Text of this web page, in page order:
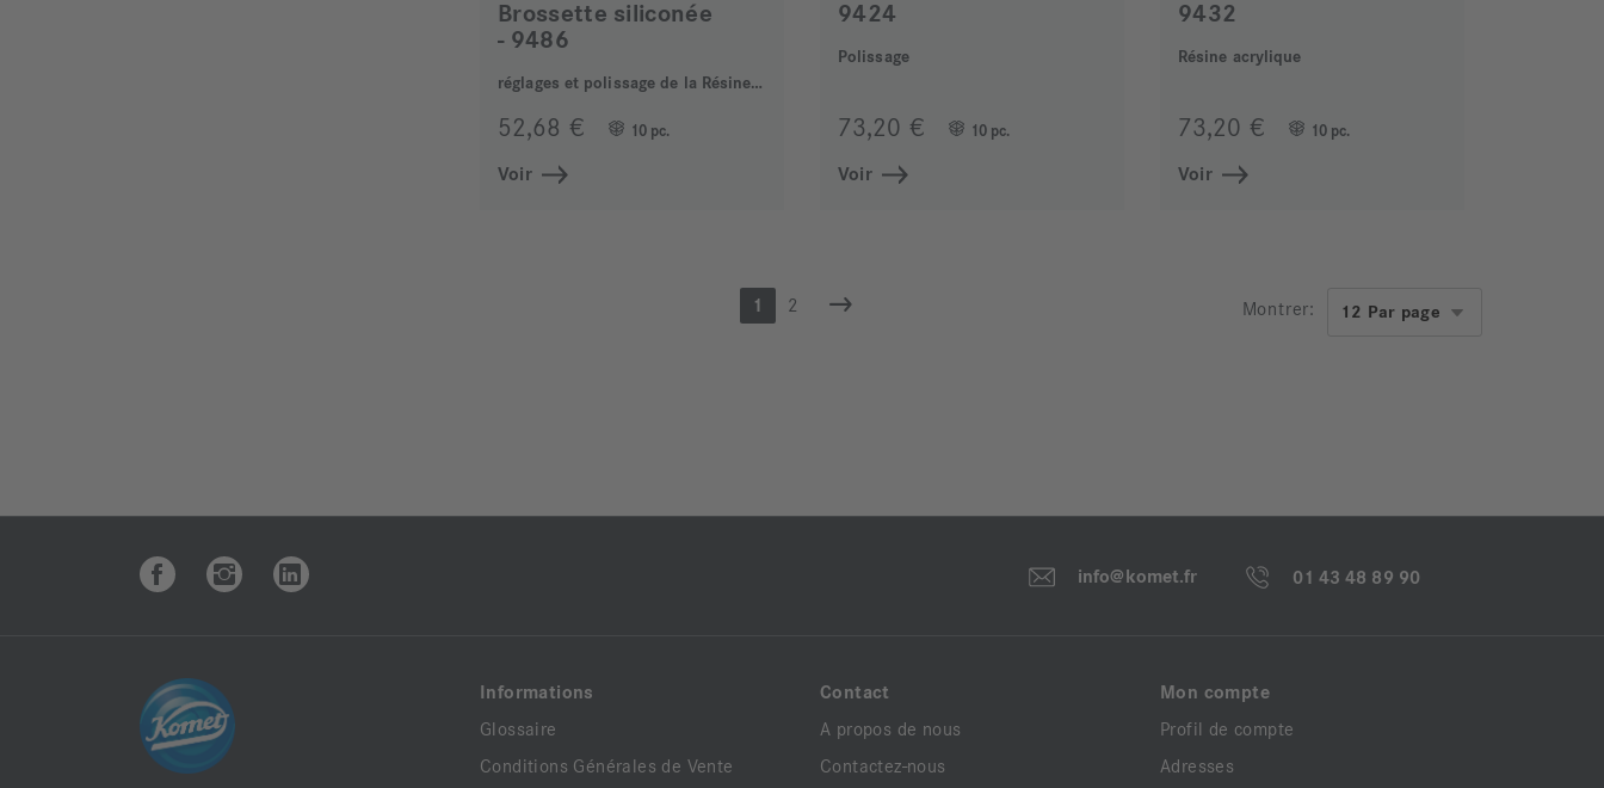
Brossette siliconée
- 9486
réglages et polissage de la Résine acrylique
52,68 € 10 pc.
Voir
9424
Polissage
73,20 € 10 pc.
Voir
9432
Résine acrylique
73,20 € 10 pc.
Voir
1 2 Montrer:
info@komet.fr 01 43 48 89 90
Informations
Glossaire
Conditions Générales de Vente
Contact
A propos de nous
Contactez-nous
Mon compte
Profil de compte
Adresses